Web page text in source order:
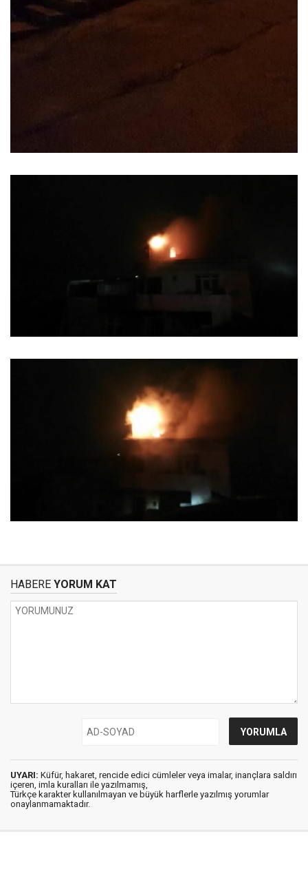
HABERE YORUM KAT
UYARI: Küfür, hakaret, rencide edici cümleler veya imalar, inançlara saldırı
içeren, imla kuralları ile yazılmamış,
Türkçe karakter kullanılmayan ve büyük harflerle yazılmış yorumlar
onaylanmamaktadır.